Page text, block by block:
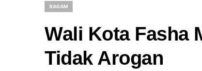
RAGAM
Wali Kota Fasha
Tidak Arogan